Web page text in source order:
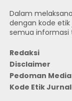
Dalam
dengan kode etik
semua informasi
Redaksi
Disclaimer
Pedoman
Kode Etik